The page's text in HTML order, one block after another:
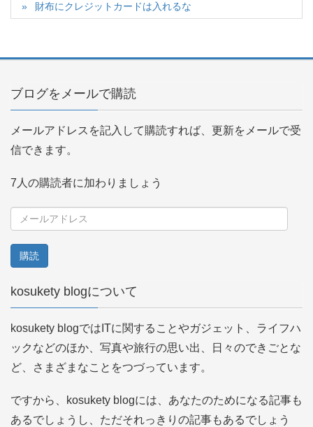
財布にクレジットカードは入れるな
ブログをメールで購読
メールアドレスを記入して購読すれば、更新をメールで受
信できます。
7人の購読者に加わりましょう
ル
ド
ス
kosukety blogについて
kosukety blogではITに関することやガジェット、ライフハ
ックなどのほか、写真や旅行の思い出、日々のできごとな
ど、さまざまなことをつづっています。
ですから、kosukety blogには、あなたのためになる記事も
あるでしょうし、ただそれっきりの記事もあるでしょう